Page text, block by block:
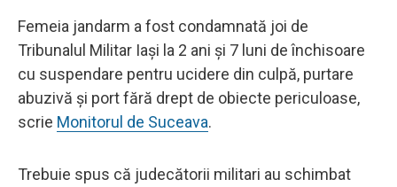
Femeia jandarm a fost condamnată joi de
Tribunalul Militar Iași la 2 ani și 7 luni de închisoare
cu suspendare pentru ucidere din culpă, purtare
abuzivă și port fără drept de obiecte periculoase,
scrie Monitorul de Suceava.
Trebuie spus că judecătorii militari au schimbat